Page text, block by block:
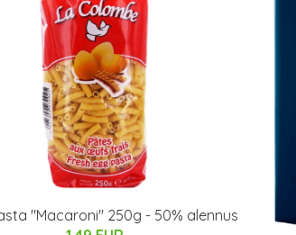
"Macaroni" 250g - 50% alennus